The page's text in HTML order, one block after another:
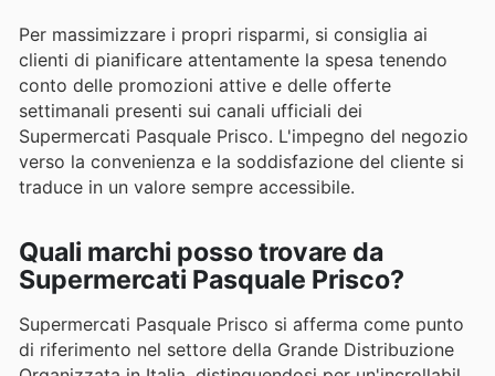
Per massimizzare i propri risparmi, si consiglia ai
clienti di pianificare attentamente la spesa tenendo
conto delle promozioni attive e delle offerte
settimanali presenti sui canali ufficiali dei
Supermercati Pasquale Prisco. L'impegno del negozio
verso la convenienza e la soddisfazione del cliente si
traduce in un valore sempre accessibile.
Quali marchi posso trovare da
Supermercati Pasquale Prisco?
Supermercati Pasquale Prisco si afferma come punto
di riferimento nel settore della Grande Distribuzione